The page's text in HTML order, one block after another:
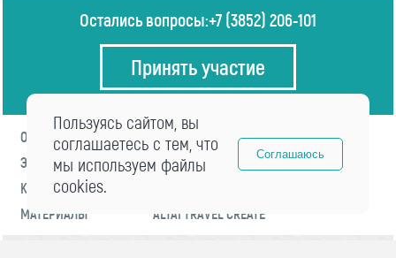
Остались вопросы:+7 (3852) 206-101
Принять участие
О ФОРУМЕ
ПРОГРАММА
ЭКСПЕРТЫ
НОВОСТИ
КОНТАКТЫ
МАТЕРИАЛЫ
ALTAI TRAVEL CREATE
Пользуясь сайтом, вы
соглашаетесь с тем, что
мы используем файлы
cookies.
Соглашаюсь